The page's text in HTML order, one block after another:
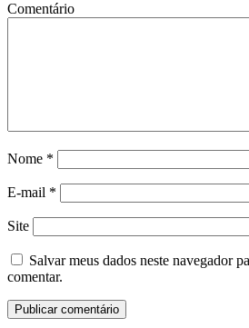
Comentário
Nome *
E-mail *
Site
Salvar meus dados neste navegador
comentar.